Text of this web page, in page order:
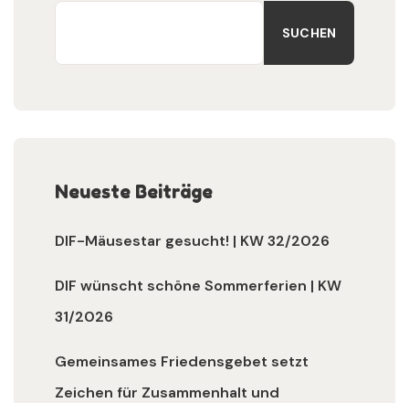
SUCHEN
Neueste Beiträge
DIF-Mäusestar gesucht! | KW 32/2026
DIF wünscht schöne Sommerferien | KW
31/2026
Gemeinsames Friedensgebet setzt
Zeichen für Zusammenhalt und